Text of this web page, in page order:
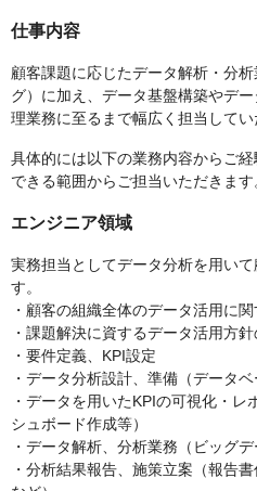
仕事内容
顧客課題に応じたデータ解析・分
グ）に加え、データ基盤構築やデ
理業務に至るまで幅広く担当してい
具体的には以下の業務内容からご
できる範囲からご担当いただきます
エンジニア領域
実務担当としてデータ分析を用い
す。
・顧客の組織全体のデータ活用に
・課題解決に資するデータ活用方
・要件定義、KPI設定
・データ分析設計、準備（データベ
・データを用いたKPIの可視化・
シュボード作成等）
・データ解析、分析業務（ビッグ
・分析結果報告、施策立案（報告